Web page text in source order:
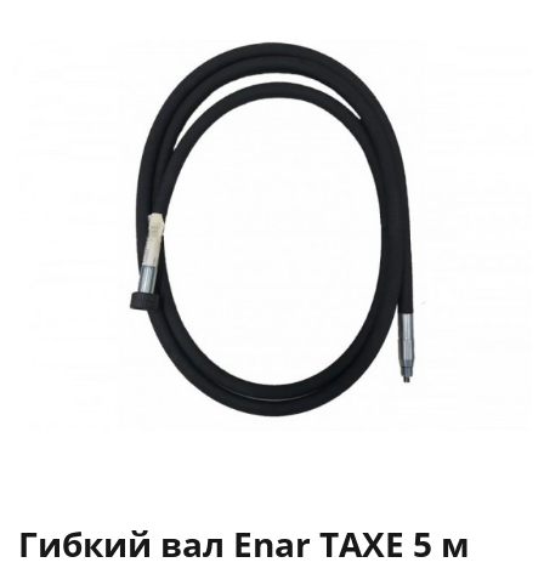
Гибкий вал Enar TAXE 5 м